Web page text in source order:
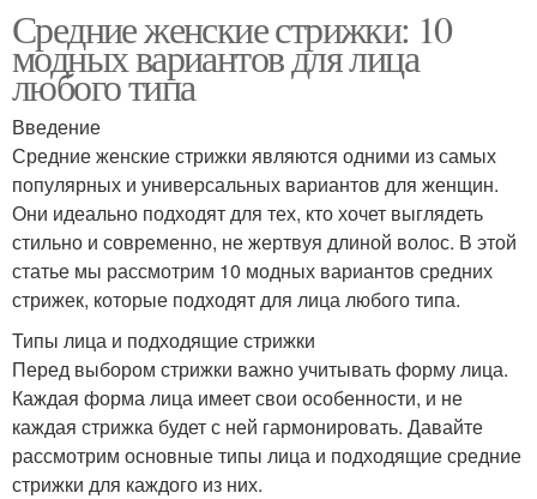
Средние женские стрижки: 10
модных вариантов для лица
любого типа
Введение
Средние женские стрижки являются одними из самых
популярных и универсальных вариантов для женщин.
Они идеально подходят для тех, кто хочет выглядеть
стильно и современно, не жертвуя длиной волос. В этой
статье мы рассмотрим 10 модных вариантов средних
стрижек, которые подходят для лица любого типа.
Типы лица и подходящие стрижки
Перед выбором стрижки важно учитывать форму лица.
Каждая форма лица имеет свои особенности, и не
каждая стрижка будет с ней гармонировать. Давайте
рассмотрим основные типы лица и подходящие средние
стрижки для каждого из них.